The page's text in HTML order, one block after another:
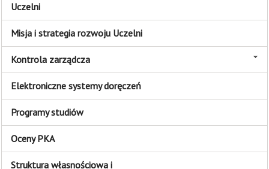
Uczelni
Misja i strategia rozwoju Uczelni
Kontrola zarządcza
Elektroniczne systemy doręczeń
Programy studiów
Oceny PKA
Struktura własnościowa i